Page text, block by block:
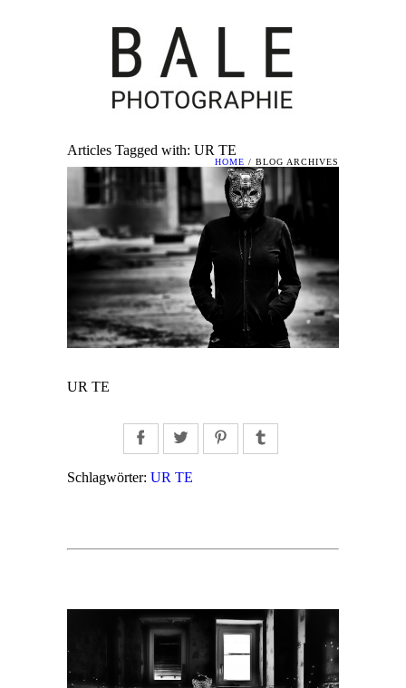
Articles Tagged with: UR TE
HOME / BLOG ARCHIVES
UR TE
FacebookTwitter Pinterest
Schlagwörter: UR TE